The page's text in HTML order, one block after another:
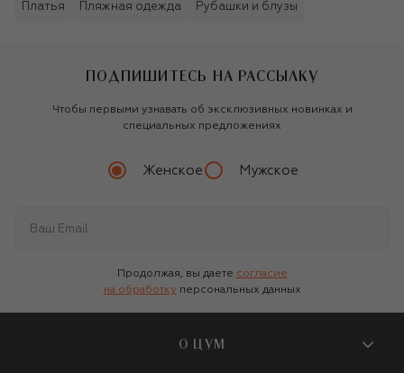
Платья Пляжная одежда Рубашки и блузы
ПОДПИШИТЕСЬ НА РАССЫЛКУ
Чтобы первыми узнавать об эксклюзивных новинках и
специальных предложениях
Женское Мужское
Продолжая, вы даете согласие
на обработку персональных данных
О ЦУМ